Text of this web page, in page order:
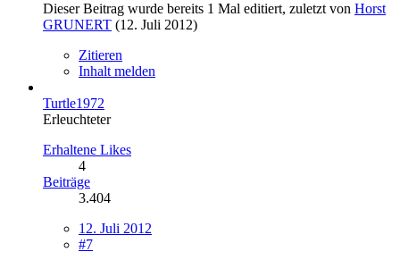
Dieser Beitrag wurde bereits 1 Mal editiert, zuletzt von Horst
GRUNERT (12. Juli 2012)
Zitieren
Inhalt melden
Turtle1972
Erleuchteter
Erhaltene Likes
4
Beiträge
3.404
12. Juli 2012
#7